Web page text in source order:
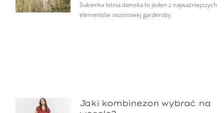
Sukienka letnia damska to jeden z najważniejszych
elementów sezonowej garderoby.
Jaki kombinezon wybrać na